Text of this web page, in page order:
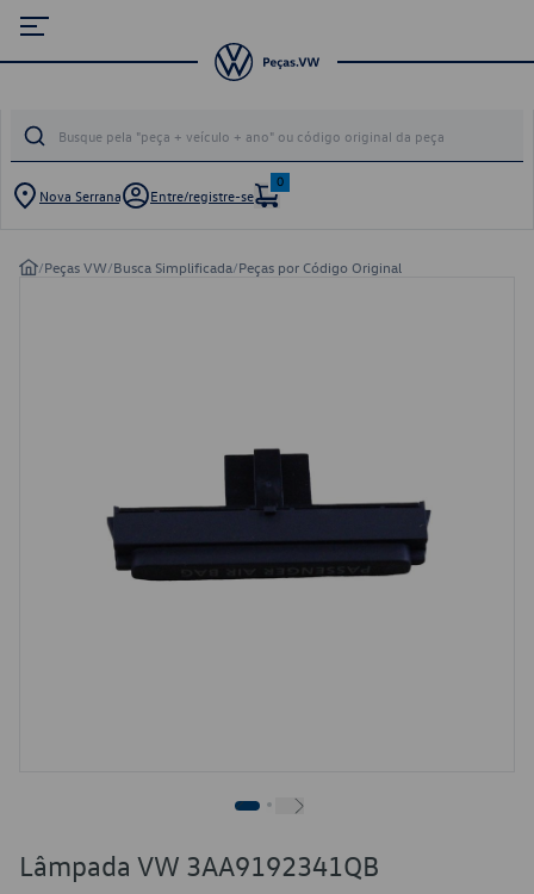
Nova Serrana Entre/registre-se
0
/Peças VW/Busca Simplificada/Peças por Código Original
Lâmpada VW 3AA9192341QB